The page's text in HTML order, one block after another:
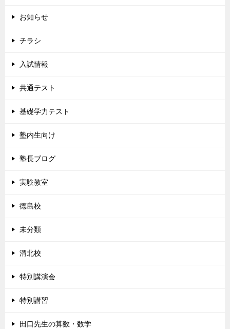
お知らせ
チラシ
入試情報
共通テスト
基礎学力テスト
塾内生向け
塾長ブログ
実験教室
徳島校
未分類
渭北校
特別講演会
特別講習
田口先生の算数・数学